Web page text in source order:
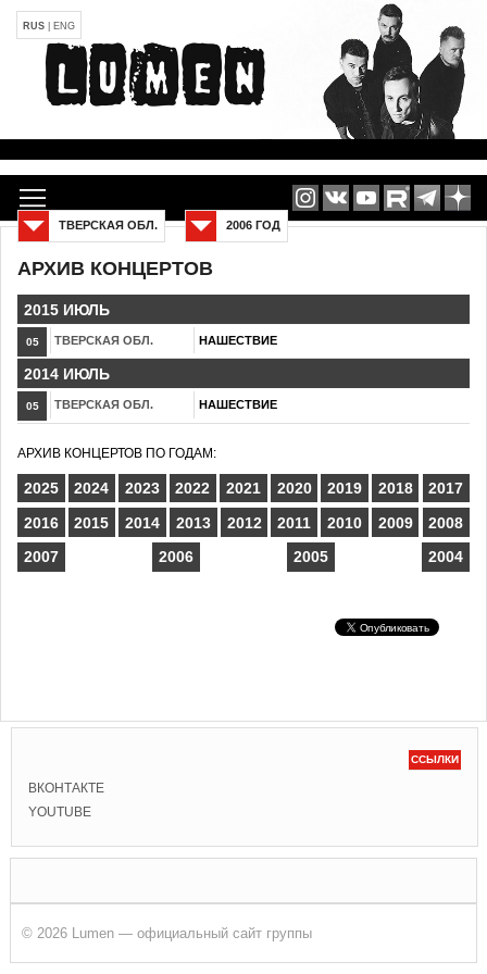
RUS ENG
АРХИВ КОНЦЕРТОВ
2006 ГОД
ТВЕРСКАЯ ОБЛ.
2015 ИЮЛЬ
05 ТВЕРСКАЯ ОБЛ. НАШЕСТВИЕ
2014 ИЮЛЬ
05 ТВЕРСКАЯ ОБЛ. НАШЕСТВИЕ
АРХИВ КОНЦЕРТОВ ПО ГОДАМ:
2025 2024 2023 2022 2021 2020 2019 2018
2017
2016
2015 2014 2013 2012 2011 2010 2009
2008
2007
2006 2005 2004
ССЫЛКИ
ВКОНТАКТЕ
YOUTUBE
© 2026 Lumen — официальный сайт группы